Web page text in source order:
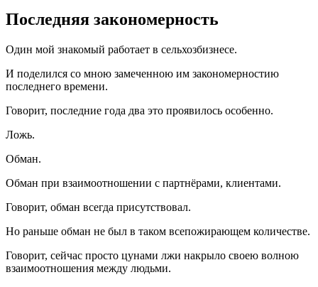
Последняя закономерность
Один мой знакомый работает в сельхозбизнесе.
И поделился со мною замеченною им закономерностию
последнего времени.
Говорит, последние года два это проявилось особенно.
Ложь.
Обман.
Обман при взаимоотношении с партнёрами, клиентами.
Говорит, обман всегда присутствовал.
Но раньше обман не был в таком всепожирающем количестве.
Говорит, сейчас просто цунами лжи накрыло своею волною
взаимоотношения между людьми.